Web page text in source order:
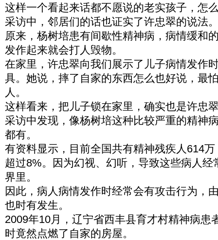
这样一个看起来话都不愿说的老实孩子，怎
采访中，邻居们的话也证实了许忠翠的说法
原来，杨树培患有间歇性精神病，病情缓和
发作起来就会打人毁物。
在家里，许忠翠向我们展示了儿子病情发作
具。她说，摔了自家的东西怎么也好说，最
人。
这样看来，把儿子锁在家里，确实也是许忠
采访中发现，像杨树培这种比较严重的精神
都有。
有资料显示，目前全国共有精神残疾人614
超过8%。因为幻视、幻听，导致这些病人经
界里。
因此，病人病情发作时经常会有攻击行为，
也时有发生。
2009年10月，辽宁省西丰县育才村精神病患
时竟然点燃了自家的房屋。